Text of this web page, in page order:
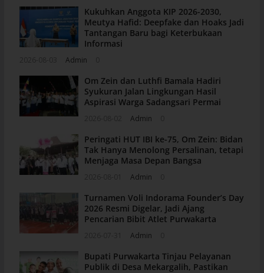
Kukuhkan Anggota KIP 2026-2030,
Meutya Hafid: Deepfake dan Hoaks Jadi
Tantangan Baru bagi Keterbukaan
Informasi
Admin
Om Zein dan Luthfi Bamala Hadiri
Syukuran Jalan Lingkungan Hasil
Aspirasi Warga Sadangsari Permai
Admin
Peringati HUT IBI ke-75, Om Zein: Bidan
Tak Hanya Menolong Persalinan, tetapi
Menjaga Masa Depan Bangsa
Admin
Turnamen Voli Indorama Founder’s Day
2026 Resmi Digelar, Jadi Ajang
Pencarian Bibit Atlet Purwakarta
Admin
Bupati Purwakarta Tinjau Pelayanan
Publik di Desa Mekargalih, Pastikan